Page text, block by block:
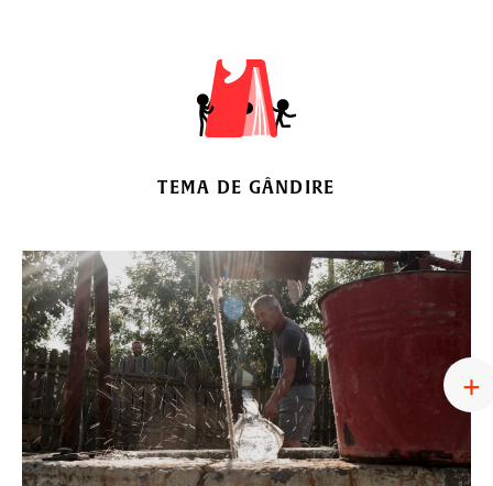
TEMA DE GÂNDIRE